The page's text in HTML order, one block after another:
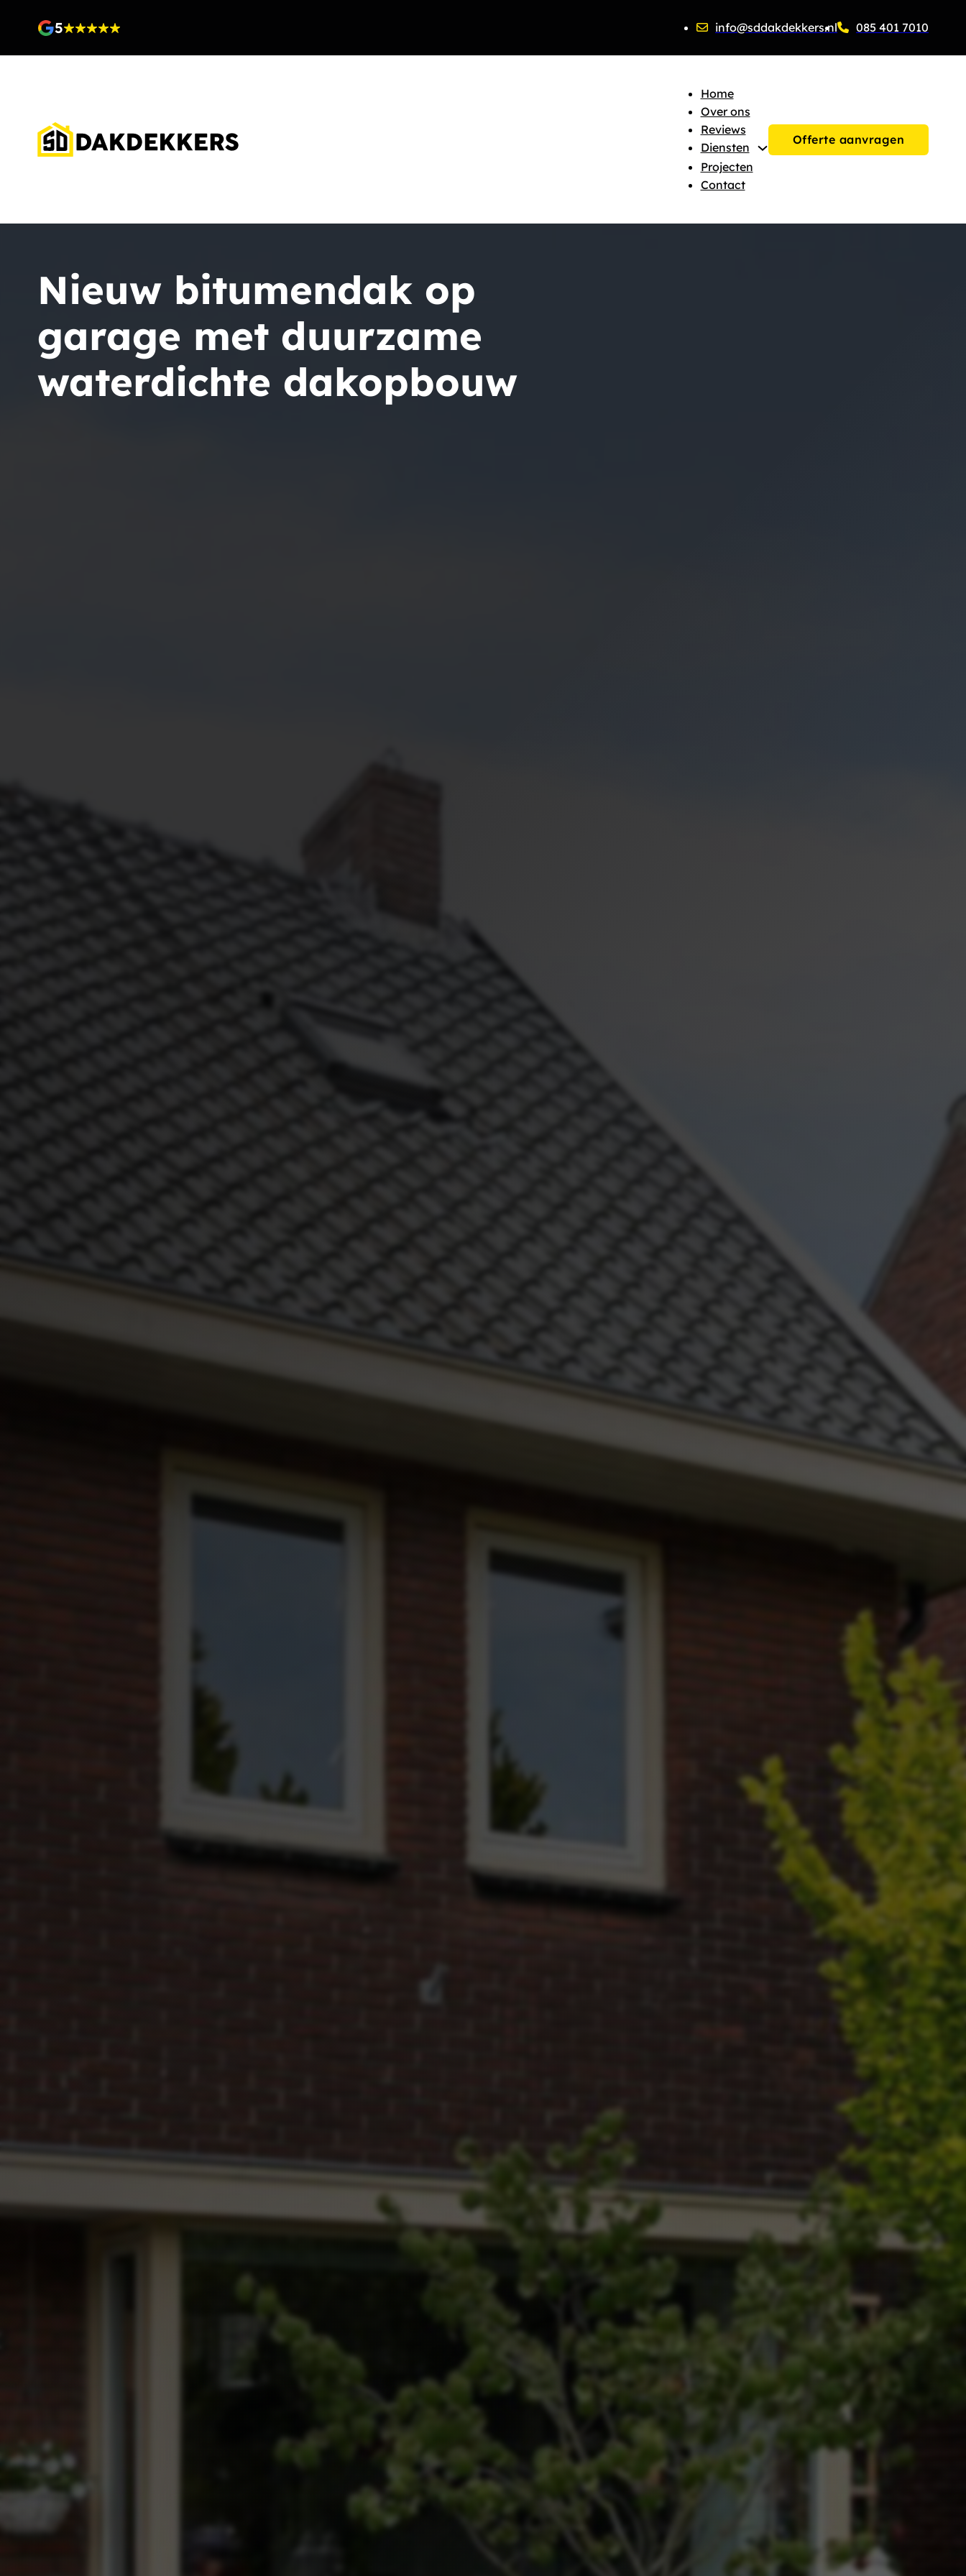
5 info@sddakdekkers.nl 085 401 7010
Home
Over ons
Reviews
Diensten
Projecten
Contact
Offerte aanvragen
Nieuw bitumendak op
garage met duurzame
waterdichte dakopbouw